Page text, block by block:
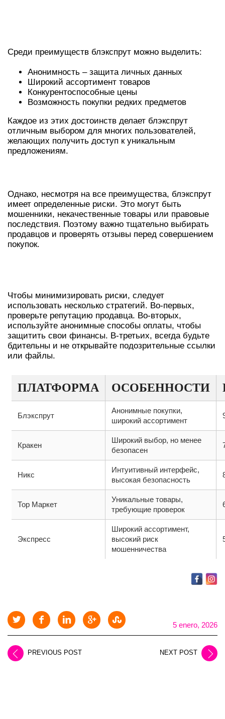
Среди преимуществ блэкспрут можно выделить:
Анонимность – защита личных данных
Широкий ассортимент товаров
Конкурентоспособные цены
Возможность покупки редких предметов
Каждое из этих достоинств делает блэкспрут
отличным выбором для многих пользователей,
желающих получить доступ к уникальным
предложениям.
Однако, несмотря на все преимущества, блэкспрут
имеет определенные риски. Это могут быть
мошенники, некачественные товары или правовые
последствия. Поэтому важно тщательно выбирать
продавцов и проверять отзывы перед совершением
покупок.
Чтобы минимизировать риски, следует
использовать несколько стратегий. Во-первых,
проверьте репутацию продавца. Во-вторых,
используйте анонимные способы оплаты, чтобы
защитить свои финансы. В-третьих, всегда будьте
бдительны и не открывайте подозрительные ссылки
или файлы.
ПЛАТФОРМА ОСОБЕННОСТИ
Блэкспрут
Анонимные покупки,
широкий ассортимент
Кракен
Широкий выбор, но менее
безопасен
Никс
Интуитивный интерфейс,
высокая безопасность
Тор Маркет
Уникальные товары,
требующие проверок
Экспресс
Широкий ассортимент,
высокий риск
мошенничества
5 enero, 2026
PREVIOUS POST NEXT POST